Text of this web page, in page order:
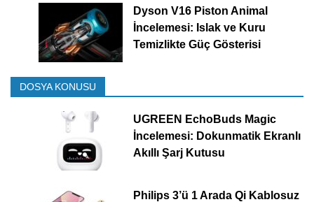
Dyson V16 Piston Animal
İncelemesi: Islak ve Kuru
Temizlikte Güç Gösterisi
DOSYA KONUSU
UGREEN EchoBuds Magic
İncelemesi: Dokunmatik Ekranlı
Akıllı Şarj Kutusu
Philips 3’ü 1 Arada Qi Kablosuz